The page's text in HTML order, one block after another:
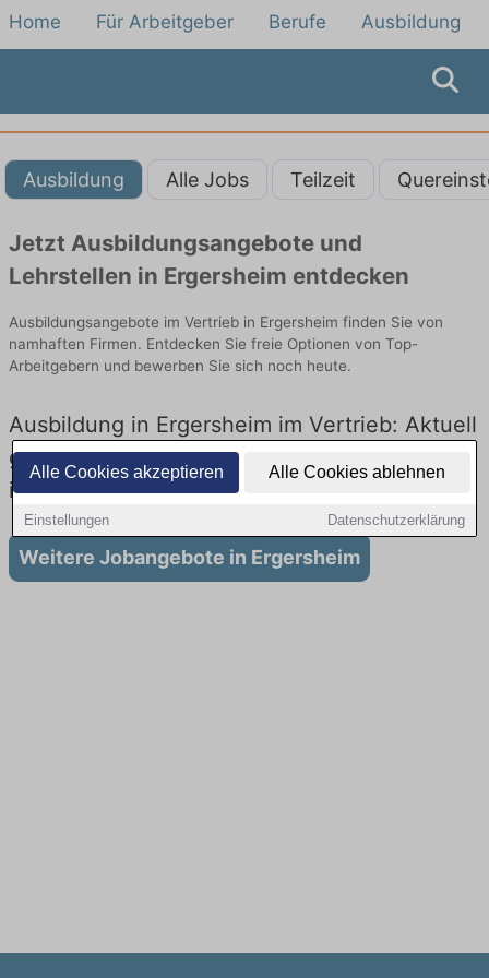
Alle Cookies akzeptieren Alle Cookies ablehnen
Einstellungen Datenschutzerklärung
Home Für Arbeitgeber Berufe Ausbildung
Ausbildung Alle Jobs Teilzeit
Jetzt Ausbildungsangebote und
Lehrstellen in Ergersheim entdecken
Ausbildungsangebote im Vertrieb in Ergersheim finden Sie von
namhaften Firmen. Entdecken Sie freie Optionen von Top-
Arbeitgebern und bewerben Sie sich noch heute.
Ausbildung in Ergersheim im Vertrieb: Aktuell
gibt es keine Stellenangebote für Ausbildung
in Ergersheim
Weitere Jobangebote in Ergersheim